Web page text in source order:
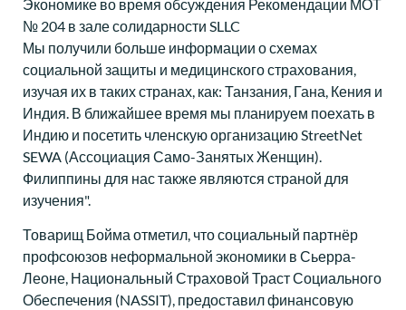
Мы получили больше информации о схемах
социальной защиты и медицинского страхования,
изучая их в таких странах, как: Танзания, Гана, Кения и
Индия. В ближайшее время мы планируем поехать в
Индию и посетить членскую организацию StreetNet
SEWA (Ассоциация Само-Занятых Женщин).
Филиппины для нас также являются страной для
изучения".
Товарищ Бойма отметил, что социальный партнёр
профсоюзов неформальной экономики в Сьерра-
Леоне, Национальный Страховой Траст Социального
Обеспечения (NASSIT), предоставил финансовую